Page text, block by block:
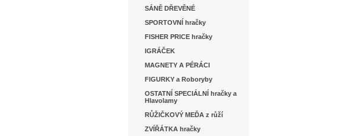
SÁNĚ DŘEVĚNÉ
SPORTOVNÍ hračky
FISHER PRICE hračky
IGRÁČEK
MAGNETY A PÉRÁCI
FIGURKY a Roboryby
OSTATNÍ SPECIÁLNÍ hračky a
Hlavolamy
RŮŽIČKOVÝ MEĎA z růží
ZVÍŘÁTKA hračky